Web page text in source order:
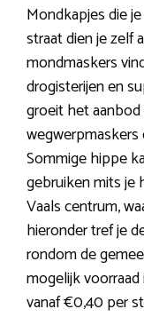
Mondkapjes die
straat dien je zelf
mondmaskers
drogisterijen en
groeit het
Sommige hippe
gebruiken mits je
Vaals centrum,
hieronder tref je
rondom de
mogelijk
vanaf €0,40 per